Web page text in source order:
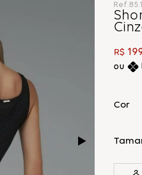
Ref.
R$
Cor